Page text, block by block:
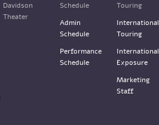
Davidson
Theater
Schedule
Admin
Schedule
Performance
Schedule
Touring
International
Touring
International
Exposure
Marketing
Staff